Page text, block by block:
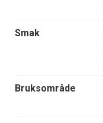
Smak
Bruksområde